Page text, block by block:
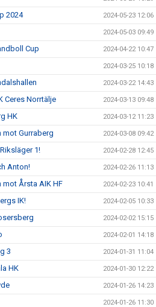
2024 2024-05-23 12:06
2024-05-03 09:49
Cup 2024-04-22 10:47
2024-03-25 10:18
2024-03-22 14:43
Ceres Norrtälje 2024-03-13 09:48
HK 2024-03-12 11:23
mot Gurraberg 2024-03-08 09:42
1! 2024-02-28 12:45
Anton! 2024-02-26 11:13
mot Årsta AIK HF 2024-02-23 10:41
IK! 2024-02-05 10:33
2024-02-02 15:15
2024-02-01 14:18
3 2024-01-31 11:04
HK 2024-01-30 12:22
2024-01-26 14:23
2024-01-26 11:30